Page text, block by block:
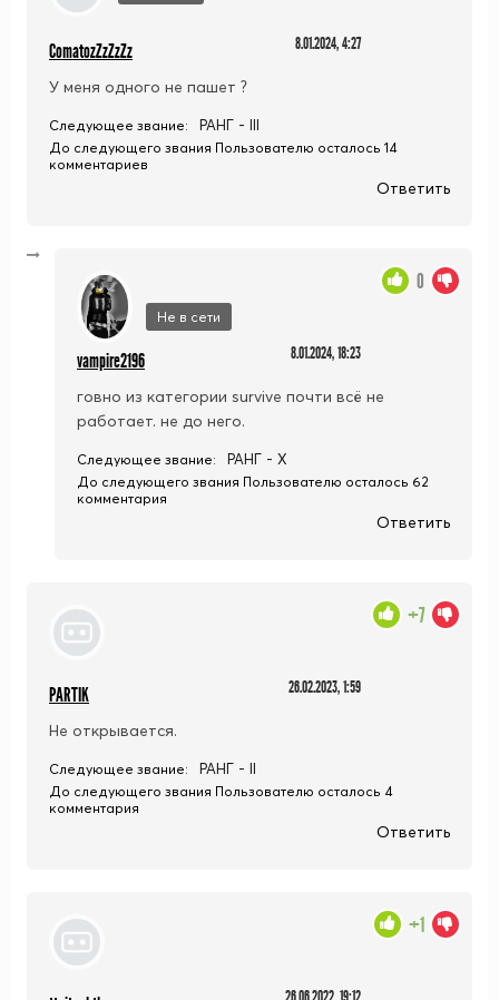
ComatozZzZzZz 8.01.2024, 4:27
У меня одного не пашет ?
Следующее звание: РАНГ - III
До следующего звания Пользователю осталось 14
комментариев
Ответить
Не в сети
vampire2196 8.01.2024, 18:23
говно из категории survive почти всё не
работает. не до него.
0
Следующее звание: РАНГ - X
До следующего звания Пользователю осталось 62
комментария
Ответить
PARTIK 26.02.2023, 1:59
Не открывается.
+7
Следующее звание: РАНГ - II
До следующего звания Пользователю осталось 4
комментария
Ответить
+1